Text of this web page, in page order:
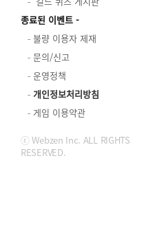
종료된 이벤트
불량 이용자 제재
문의/신고
운영정책
개인정보처리방침
게임 이용약관
ⓒ Webzen Inc. ALL RIGHTS
RESERVED.